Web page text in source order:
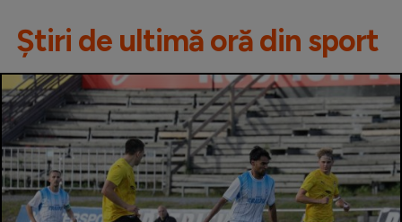
Știri de ultimă oră din sport